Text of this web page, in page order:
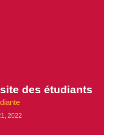
des étudiants
2022